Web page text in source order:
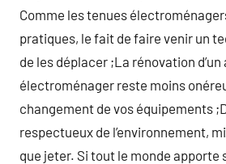
Comme les tenues
pratiques, le fait de faire venir un
de les déplacer ;La rénovation d’un
électroménager reste moins
changement de vos équipements
respectueux de l’environnement,
que jeter. Si tout le monde apporte